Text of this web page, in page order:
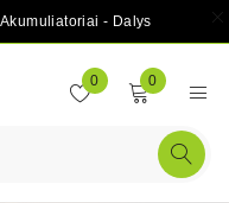
- Dalys
0 0